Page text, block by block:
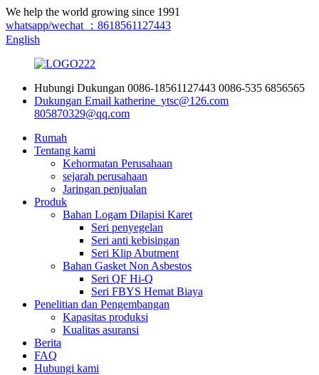
We help the world growing since 1991
whatsapp/wechat ：8618561127443
English
Hubungi Dukungan 0086-18561127443 0086-535 6856565
Dukungan Email katherine_ytsc@126.com
805870329@qq.com
Rumah
Tentang kami
Kehormatan Perusahaan
sejarah perusahaan
Jaringan penjualan
Produk
Bahan Logam Dilapisi Karet
Seri penyegelan
Seri anti kebisingan
Seri Klip Abutment
Bahan Gasket Non Asbestos
Seri QF Hi-Q
Seri FBYS Hemat Biaya
Penelitian dan Pengembangan
Kapasitas produksi
Kualitas asuransi
Berita
FAQ
Hubungi kami